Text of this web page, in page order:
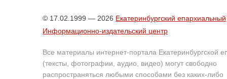
© 17.02.1999 — 2026 Екатеринбургский епархиальный
Информационно-издательский центр
Все материалы интернет-портала Екатеринбургской
(тексты, фотографии, аудио, видео) могут свободно
распространяться любыми способами без каких-либо